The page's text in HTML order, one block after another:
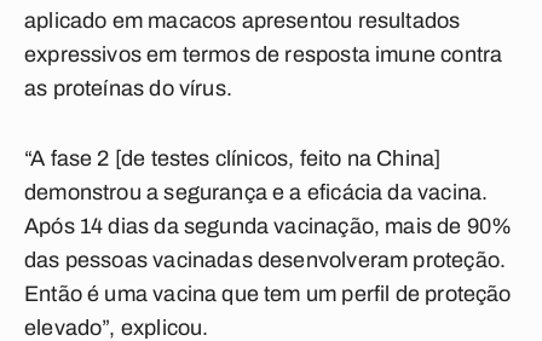
aplicado em macacos apresentou resultados
expressivos em termos de resposta imune contra
as proteínas do vírus.
“A fase 2 [de testes clínicos, feito na China]
demonstrou a segurança e a eficácia da vacina.
Após 14 dias da segunda vacinação, mais de 90%
das pessoas vacinadas desenvolveram proteção.
Então é uma vacina que tem um perfil de proteção
elevado”, explicou.